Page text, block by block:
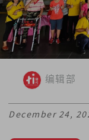
编辑部
December 24,